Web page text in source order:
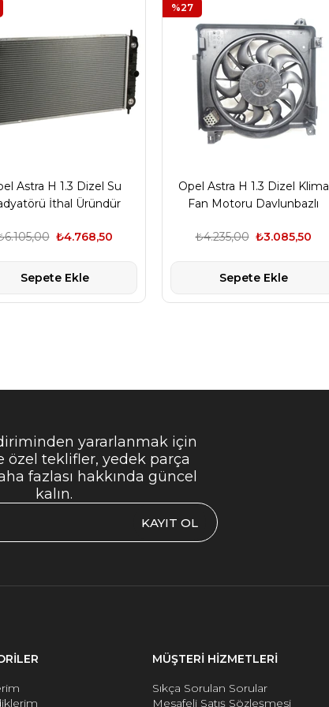
Astra H 1.3 Dizel Su
İthal Üründür
₺4.768,50
Sepete Ekle
Opel Astra H 1.3 Dizel Klima
Fan Motoru Davlunbazlı
₺3.085,50
₺4.235,00
Sepete Ekle
%27
yararlanmak için
özel teklifler, yedek parça
fazlası hakkında güncel
kalın.
KAYIT OL
MÜŞTERİ HİZMETLERİ
Sıkça Sorulan Sorular
Mesafeli Satış Sözleşmesi